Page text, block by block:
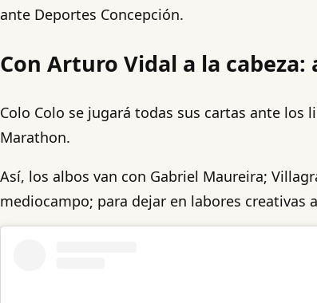
ante Deportes Concepción.
Con Arturo Vidal a la
Colo Colo se jugará todas sus cartas ante
Marathon.
Así, los albos van con Gabriel Maureira;
mediocampo; para dejar en labores creativas